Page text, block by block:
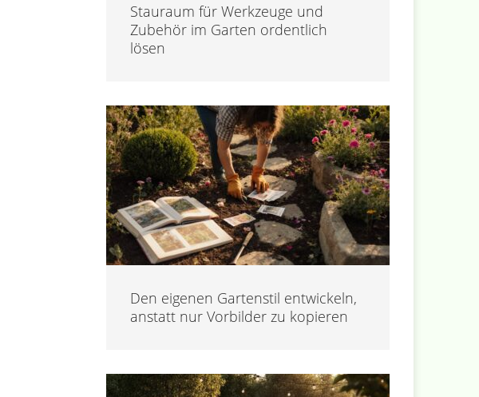
Stauraum für Werkzeuge und
Zubehör im Garten ordentlich
lösen
Den eigenen Gartenstil entwickeln,
anstatt nur Vorbilder zu kopieren